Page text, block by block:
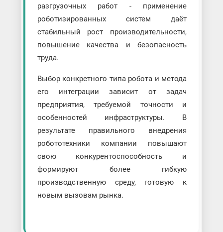
разгрузочных работ - применение
роботизированных систем даёт
стабильный рост производительности,
повышение качества и безопасность
труда.
Выбор конкретного типа робота и метода
его интеграции зависит от задач
предприятия, требуемой точности и
особенностей инфраструктуры. В
результате правильного внедрения
робототехники компании повышают
свою конкурентоспособность и
формируют более гибкую
производственную среду, готовую к
новым вызовам рынка.